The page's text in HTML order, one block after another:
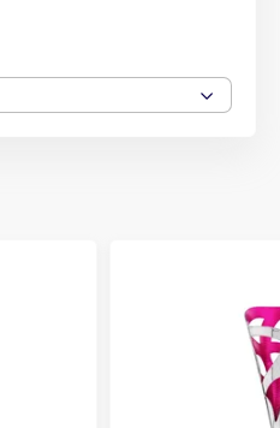
20.5-21.5-25-27